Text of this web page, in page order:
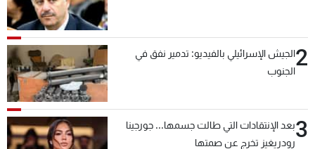
2الجيش الإسرائيلي بالفيديو: تدمير نفق في
الجنوب
3بعد الإنتقادات التي طالت جسمها... جورجينا
رودريغيز تخرج عن صمتها